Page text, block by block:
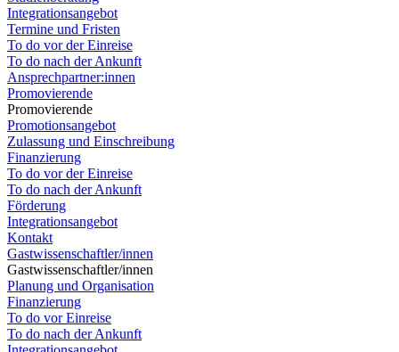
Integrationsangebot
Termine und Fristen
To do vor der Einreise
To do nach der Ankunft
Ansprechpartner:innen
Promovierende
Promovierende
Promotionsangebot
Zulassung und Einschreibung
Finanzierung
To do vor der Einreise
To do nach der Ankunft
Förderung
Integrationsangebot
Kontakt
Gastwissenschaftler/innen
Gastwissenschaftler/innen
Planung und Organisation
Finanzierung
To do vor Einreise
To do nach der Ankunft